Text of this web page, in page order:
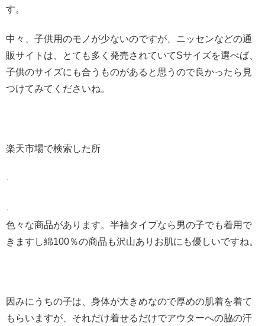
す。
中々、子供用のモノが少ないのですが、ニッセンなどの通
販サイトは、とても多く発売されていてSサイズを選べば、
子供のサイズにも合うものがあると思うので良かったら見
つけてみてくださいね。
楽天市場で検索した所
色々な商品があります。半袖タイプなら男の子でも着用で
きますし綿100％の商品も沢山ありお肌にも優しいですね。
因みにうちの子は、身体が大きめなので厚めの肌着を着て
もらいますが、それだけ着せるだけでアウターへの脇の汗